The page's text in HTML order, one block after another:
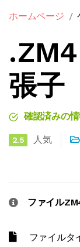
ホームページ
張子
確認済みの
2.5 人気
ファイル
ファイルタ